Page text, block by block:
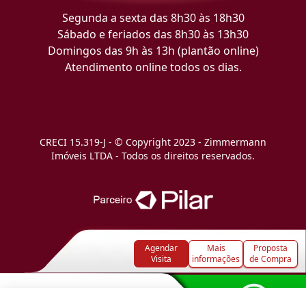
Agendar
Visita
Mais
informações
Proposta
de Compra
Segunda a sexta das 8h30 às 18h30
Sábado e feriados das 8h30 às 13h30
Domingos das 9h às 13h (plantão online)
Atendimento online todos os dias.
CRECI 15.319-J - © Copyright 2023 - Zimmermann
Imóveis LTDA - Todos os direitos reservados.